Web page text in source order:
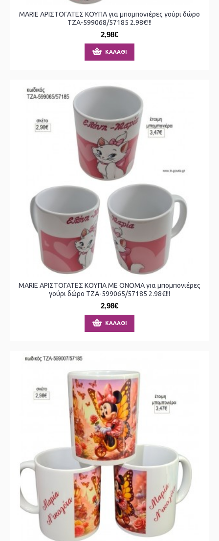
MARIE ΑΡΙΣΤΟΓΑΤΕΣ ΚΟΥΠΑ για μπομπονιέρες γούρι δώρο
ΤΖΑ-599068/57185 2.98€!!!
2,98€
ΚΑΛΆΘΙ
MARIE ΑΡΙΣΤΟΓΑΤΕΣ ΚΟΥΠΑ ΜΕ ΟΝΟΜΑ για μπομπονιέρες
γούρι δώρο ΤΖΑ-599065/57185 2.98€!!!
2,98€
ΚΑΛΆΘΙ